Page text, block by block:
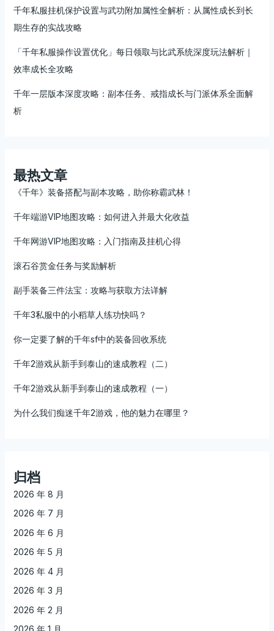
千年私服挂机保护设置与武功附加属性全解析：从属性成长到长
期生存的实战攻略
「千年私服操作设置优化」每日领取与比武系统深度玩法解析｜
效率成长全攻略
千年一层版本深度攻略：副本任务、戒指成长与门派体系全面解
析
最热文章
《千年》装备搭配与副本攻略，助你称霸武林！
千年端游VIP地图攻略：如何进入并最大化收益
千年网游VIP地图攻略：入门指南及挂机心得
滚石谷赏金任务与奖励解析
副手装备三件法宝：攻略与获取方法详解
千年3私服中的小稻草人练功快吗？
你一定要了解的千年sf中的装备回收系统
千年2游戏从新手到泰山的速成教程（二）
千年2游戏从新手到泰山的速成教程（一）
为什么我们痴迷千年2游戏，他的魅力在哪里？
归档
2026 年 8 月
2026 年 7 月
2026 年 6 月
2026 年 5 月
2026 年 4 月
2026 年 3 月
2026 年 2 月